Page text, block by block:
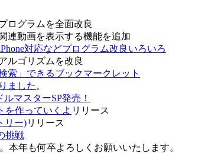
ログラムを全面改良
連動画を表示する機能を追加
対応などプログラム改良いろいろ
ルゴリズムを改良
索」できるブックマークレット
ました 。
ルマスターSP発売！
を作っていくよ リリース
リー)リリース
挑戦
年も何卒よろしくお願いいたします。